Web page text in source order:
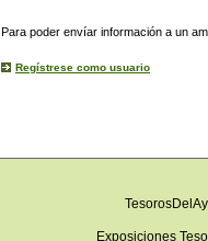
Para poder envíar información a un
Regístrese como usuario
Exposiciones